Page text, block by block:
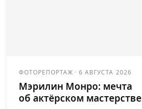
ФОТОРЕПОРТАЖ ·6 АВГУСТА 2026
Мэрилин Монро: мечта
об актёрском мастерстве